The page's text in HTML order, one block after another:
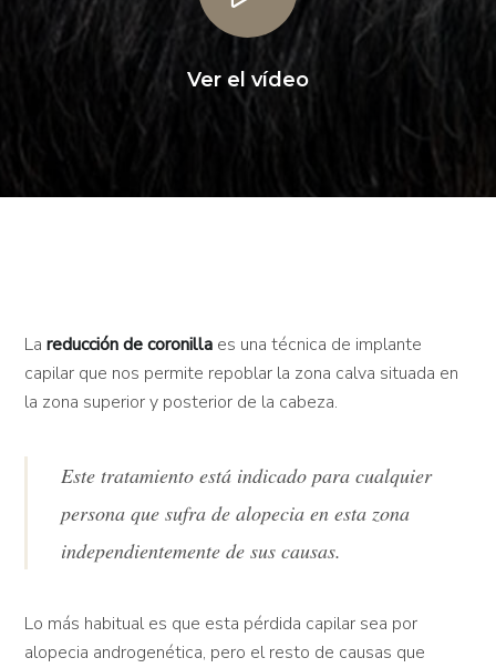
Ver el vídeo
Lareducción de coronilla es una técnica de implante
capilar que nos permite repoblar la zona calva situada en
la zona superior y posterior de la cabeza.
Este tratamiento está indicado para cualquier
persona que sufra de alopecia en esta zona
independientemente de sus causas.
Lo más habitual es que esta pérdida capilar sea por
alopecia androgenética, pero el resto de causas que